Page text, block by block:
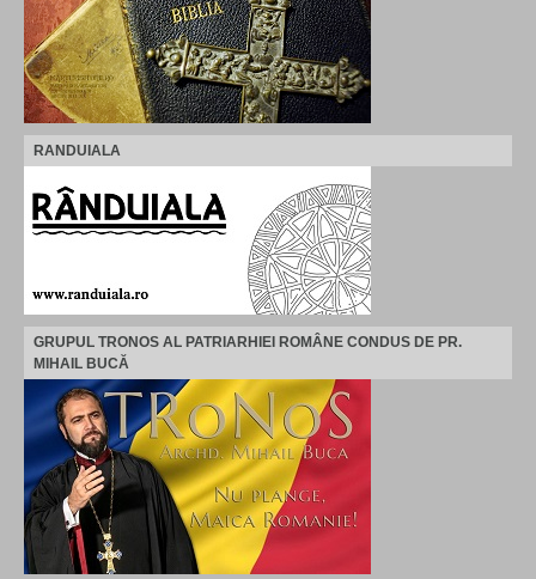
RANDUIALA
GRUPUL TRONOS AL PATRIARHIEI ROMÂNE CONDUS DE PR.
MIHAIL BUCĂ